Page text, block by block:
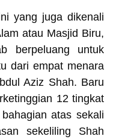
yang juga dikenali
atau Masjid Biru,
berpeluang untuk
dari empat menara
Aziz Shah. Baru
12 tingkat
atas sekali
sekeliling Shah